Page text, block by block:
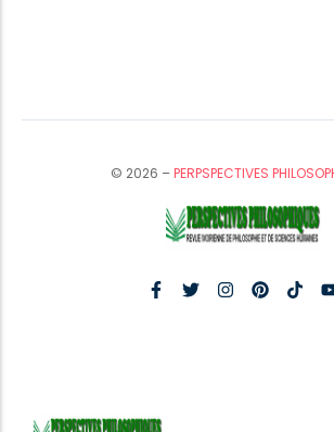
© 2026 –PERPSPECTIVES